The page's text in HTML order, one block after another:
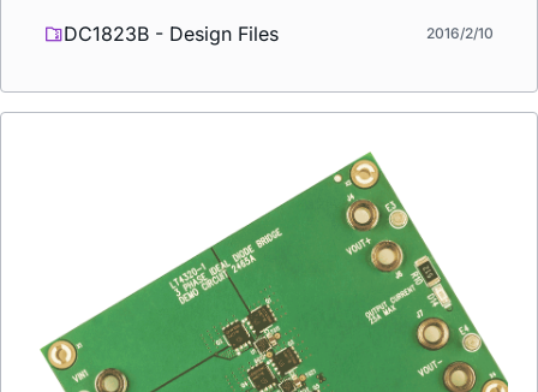
DC1823B - Design Files 2016/2/10